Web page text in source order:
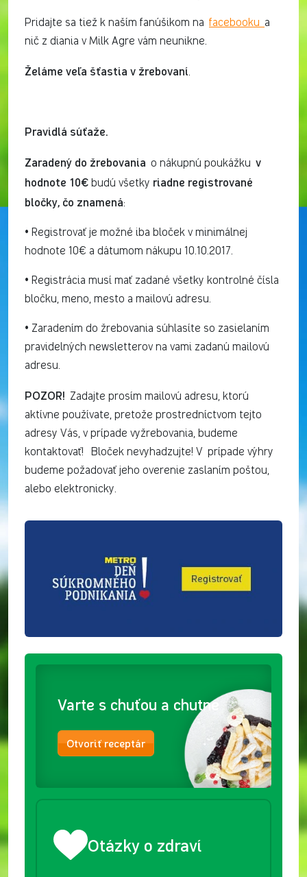
Pridajte sa tiež k naším fanúšikom na facebooku a
nič z diania v Milk Agre vám neunikne.
Želáme veľa šťastia v žrebovaní.
Pravidlá súťaže.
Zaradený do žrebovania o nákupnú poukážku v
hodnote 10€ budú všetky riadne registrované
bločky, čo znamená:
• Registrovať je možné iba bloček v minimálnej
hodnote 10€ a dátumom nákupu 10.10.2017.
• Registrácia musí mať zadané všetky kontrolné čísla
bločku, meno, mesto a mailovú adresu.
• Zaradením do žrebovania súhlasíte so zasielaním
pravidelných newsletterov na vami zadanú mailovú
adresu.
POZOR! Zadajte prosím mailovú adresu, ktorú
aktívne používate, pretože prostredníctvom tejto
adresy Vás, v prípade vyžrebovania, budeme
kontaktovať! Bloček nevyhadzujte! V prípade výhry
budeme požadovať jeho overenie zaslaním poštou,
alebo elektronicky.
Varte s chuťou a chutne
Otvoriť receptár
Otázky o zdraví